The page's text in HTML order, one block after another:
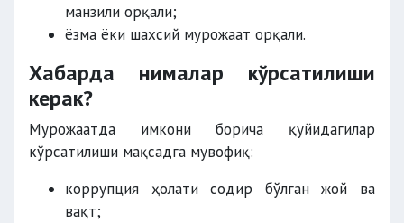
манзили орқали;
ёзма ёки шахсий мурожаат орқали.
Хабарда нималар кўрсатилиши
керак?
Мурожаатда имкони борича қуйидагилар
кўрсатилиши мақсадга мувофиқ:
коррупция ҳолати содир бўлган жой ва
вақт;